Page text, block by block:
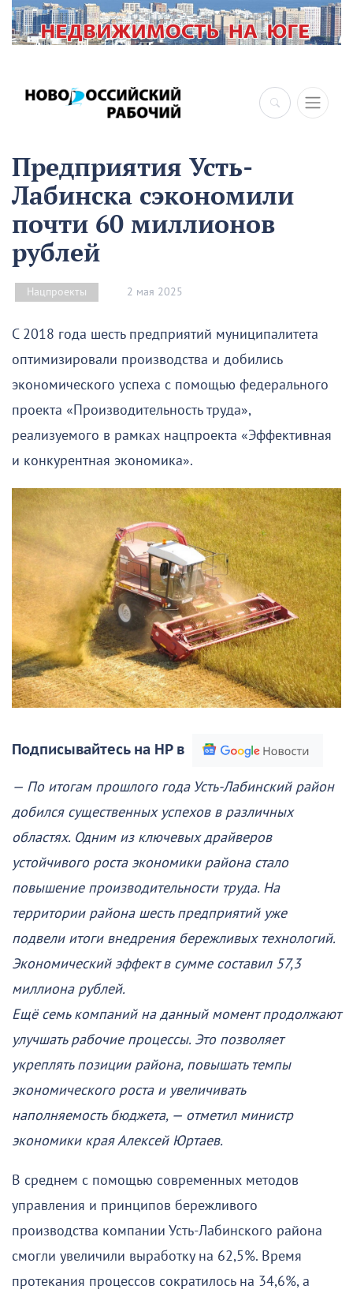
×
Предприятия Усть-
Лабинска сэкономили
почти 60 миллионов
рублей
Нацпроекты 2 мая 2025
С 2018 года шесть предприятий муниципалитета
оптимизировали производства и добились
экономического успеха с помощью федерального
проекта «Производительность труда»,
реализуемого в рамках нацпроекта «Эффективная
и конкурентная экономика».
Подписывайтесь на НР в
— По итогам прошлого года Усть-Лабинский район
добился существенных успехов в различных
областях. Одним из ключевых драйверов
устойчивого роста экономики района стало
повышение производительности труда. На
территории района шесть предприятий уже
подвели итоги внедрения бережливых технологий.
Экономический эффект в сумме составил 57,3
миллиона рублей.
Ещё семь компаний на данный момент продолжают
улучшать рабочие процессы. Это позволяет
укреплять позиции района, повышать темпы
экономического роста и увеличивать
наполняемость бюджета, — отметил министр
экономики края Алексей Юртаев.
В среднем с помощью современных методов
управления и принципов бережливого
производства компании Усть-Лабинского района
смогли увеличили выработку на 62,5%. Время
протекания процессов сократилось на 34,6%, а